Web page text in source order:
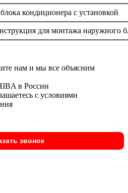
кондиционера с установкой
для монтажа наружного
нам и мы все объясним
в России
с условиями
звонок